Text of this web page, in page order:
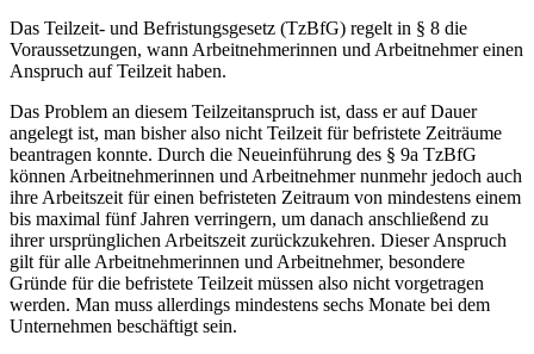
Das Teilzeit- und Befristungsgesetz (TzBfG) regelt in § 8 die
Voraussetzungen, wann Arbeitnehmerinnen und Arbeitnehmer einen
Anspruch auf Teilzeit haben.
Das Problem an diesem Teilzeitanspruch ist, dass er auf Dauer
angelegt ist, man bisher also nicht Teilzeit für befristete Zeiträume
beantragen konnte. Durch die Neueinführung des § 9a TzBfG
können Arbeitnehmerinnen und Arbeitnehmer nunmehr jedoch auch
ihre Arbeitszeit für einen befristeten Zeitraum von mindestens einem
bis maximal fünf Jahren verringern, um danach anschließend zu
ihrer ursprünglichen Arbeitszeit zurückzukehren. Dieser Anspruch
gilt für alle Arbeitnehmerinnen und Arbeitnehmer, besondere
Gründe für die befristete Teilzeit müssen also nicht vorgetragen
werden. Man muss allerdings mindestens sechs Monate bei dem
Unternehmen beschäftigt sein.